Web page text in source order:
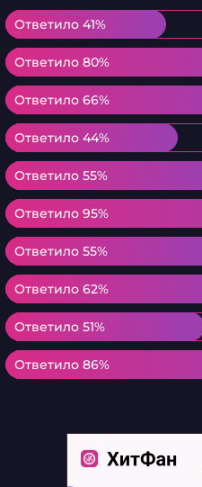
Ответило 41%
Ответило 41%
Ответило 80%
Ответило 80%
Ответило 66%
Ответило 66%
Ответило 44%
Ответило 44%
Ответило 55%
Ответило 55%
Ответило 95%
Ответило 95%
Ответило 55%
Ответило 55%
Ответило 62%
Ответило 62%
Ответило 51%
Ответило 51%
Ответило 86%
Ответило 86%